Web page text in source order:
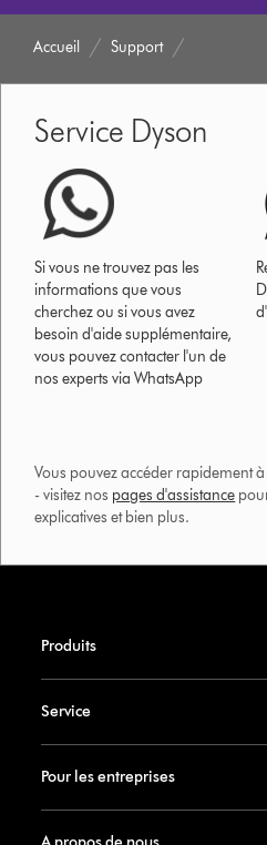
Accueil Support
Service Dyson
Si vous ne trouvez pas les
informations que vous
cherchez ou si vous avez
besoin d'aide supplémentaire,
vous pouvez contacter l'un de
nos experts via WhatsApp
Vous pouvez accéder rapidement
- visitez nos pages d'assistance
explicatives et bien plus.​
Produits
Service
Pour les entreprises